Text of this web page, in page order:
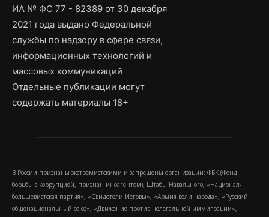
ИА № ФС 77 - 82389 от 30 декабря
2021 года выдано Федеральной
службы по надзору в сфере связи,
информационных технологий и
массовых коммуникаций
Отдельные публикации могут
содержать материалы 18+
В России признаны экстремистскими и запрещены организации: ФБК (Фонд
борьбы с коррупцией, признан иноагентом), Штабы Навального, «Национал-
большевистская партия», «Свидетели Иеговы», «Армия воли народа», «Русский
общенациональный союз», «Движение против нелегальной иммиграции»,